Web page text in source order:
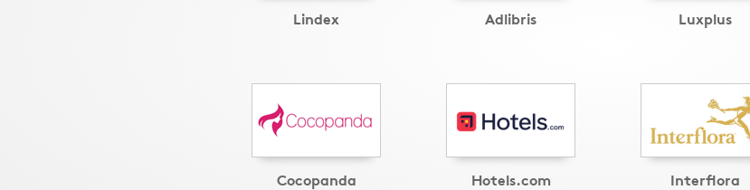
Lindex Adlibris Luxplus
Cocopanda Hotels.com Interflora